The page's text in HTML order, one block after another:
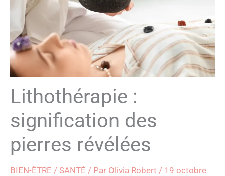
Lithothérapie :
signification des
pierres révélées
BIEN-ÊTRE / SANTÉ / Par Olivia Robert / 19 octobre